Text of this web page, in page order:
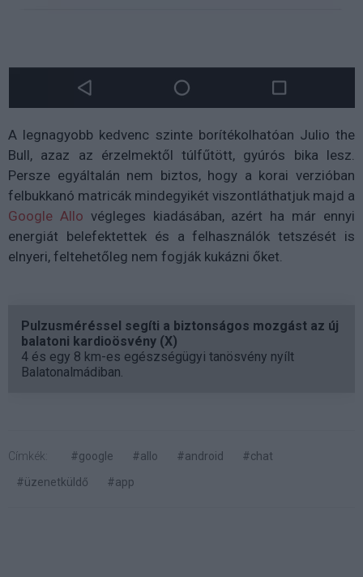
A legnagyobb kedvenc szinte borítékolhatóan Julio the
Bull, azaz az érzelmektől túlfűtött, gyúrós bika lesz.
Persze egyáltalán nem biztos, hogy a korai verzióban
felbukkanó matricák mindegyikét viszontláthatjuk majd a
Google Allo végleges kiadásában, azért ha már ennyi
energiát belefektettek és a felhasználók tetszését is
elnyeri, feltehetőleg nem fogják kukázni őket.
Pulzusméréssel segíti a biztonságos mozgást az új
balatoni kardioösvény (X)
4 és egy 8 km-es egészségügyi tanösvény nyílt
Balatonalmádiban.
Címkék: #google #allo #android
#chat
#üzenetküldő
#app